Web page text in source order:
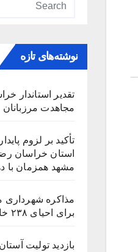
نوشته‌های تازه
تقدیر استاندار
مجاهدت مرزبانان
تأکید بر لزوم
استان خراسان
مشهد همزمان با
مذاکره شهرداری
برای احیای ۲۳۸ خانه تاریخی
بازدید تولیت